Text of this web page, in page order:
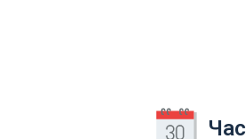
Час